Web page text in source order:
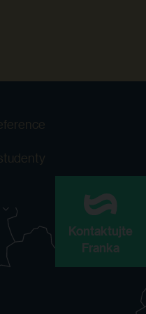
Kontaktujte
Franka